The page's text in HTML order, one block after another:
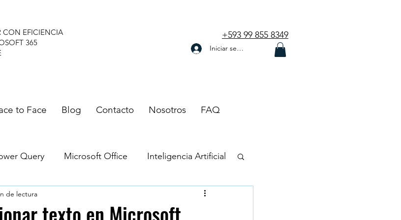
CON EFICIENCIA
365
+593 99 855 8349
Iniciar sesión
to Face Blog Contacto Nosotros FAQ
Query Microsoft Office Inteligencia Artificial
Project - Planner
texto en Microsoft
de lectura